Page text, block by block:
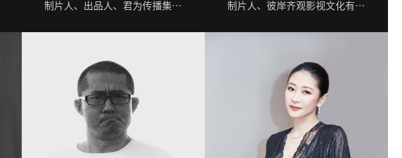
制片人、出品人、君为传播集团创始人 制片人、彼岸齐观影视文化有限公司总裁